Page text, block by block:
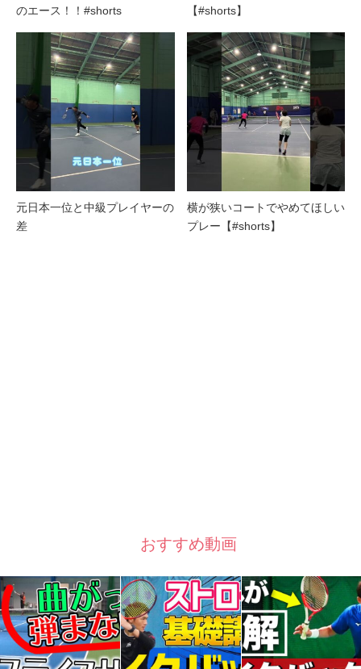
のエース！！#shorts
【#shorts】
元日本一位と中級プレイヤーの
差
横が狭いコートでやめてほしい
プレー【#shorts】
おすすめ動画